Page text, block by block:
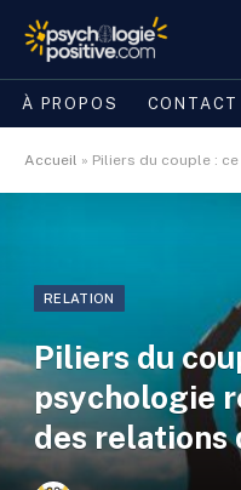
À PROPOS CONTACT
Accueil » Piliers du couple : ce que la
RELATION
Piliers du
psychologie
des relations